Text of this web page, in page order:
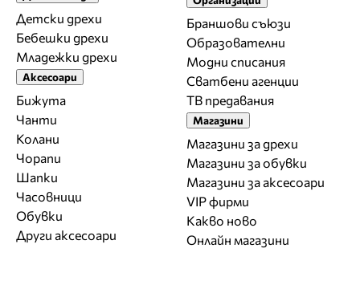
Детски дрехи
Бебешки дрехи
Младежки дрехи
Аксесоари
Бижута
Чанти
Колани
Чорапи
Шапки
Часовници
Обувки
Други аксесоари
Браншови съюзи
Образователни
Модни списания
Сватбени агенции
ТВ предавания
Магазини
Магазини за дрехи
Магазини за обувки
Магазини за aксесоари
VIP фирми
Какво ново
Онлайн магазини